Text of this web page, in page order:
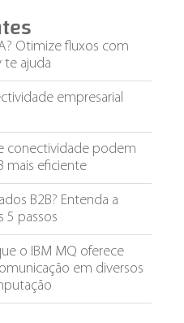
Otimize fluxos com
te ajuda
empresarial
conectividade podem
mais eficiente
B2B? Entenda a
5 passos
o IBM MQ oferece
em diversos